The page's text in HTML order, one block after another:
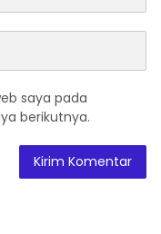
saya pada
berikutnya.